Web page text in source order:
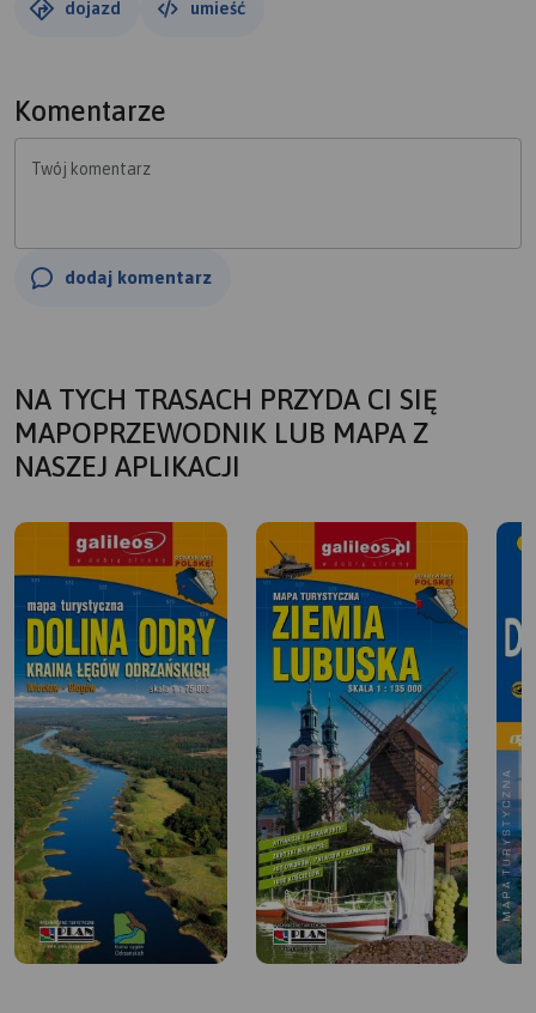
dojazd umieść
Komentarze
Twój komentarz
dodaj komentarz
NA TYCH TRASACH PRZYDA CI SIĘ
MAPOPRZEWODNIK LUB MAPA Z
NASZEJ APLIKACJI